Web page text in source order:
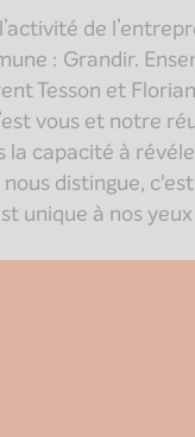
de
: Grandir.
Tesson et
vous et notre
capacité à
distingue,
unique à nos